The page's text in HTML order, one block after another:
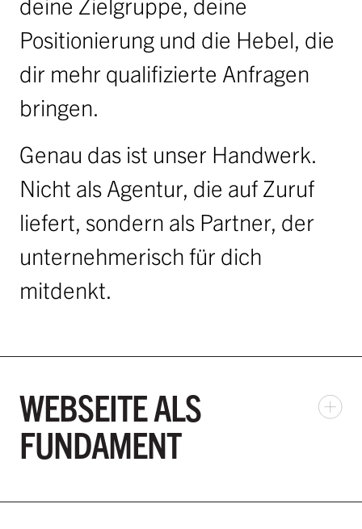
Positionierung und die Hebel, die
dir mehr qualifizierte Anfragen
bringen.
Genau das ist unser Handwerk.
Nicht als Agentur, die auf Zuruf
liefert, sondern als Partner, der
unternehmerisch für dich
mitdenkt.
WEBSEITE ALS
FUNDAMENT